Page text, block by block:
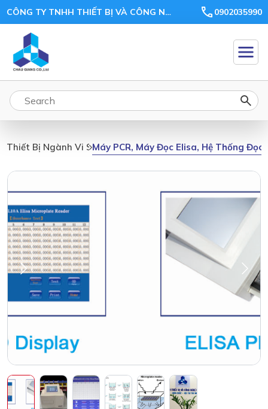
CÔNG TY TNHH THIẾT BỊ VÀ CÔNG NGHỆ CHÂU GIANG 0902035990
Thiết Bị Ngành Vi Sinh, Môi TrườngMáy PCR, Máy Đọc Elisa, Hệ Thống Đọc